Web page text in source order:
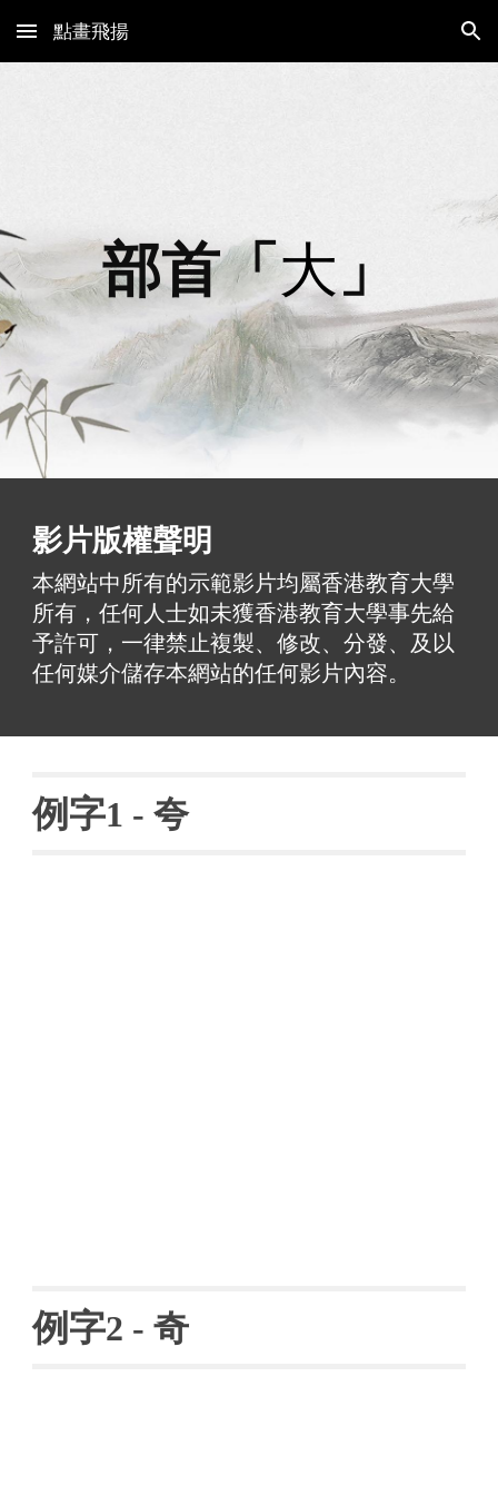
Skip to main content Skip to navigation
點畫飛揚
部首「大 」
影片版權聲明
本網站中所有的示範影片均屬香港教育大學
所有，任何人士如未獲香港教育大學事先給
予許可，一律禁止複製、修改、分發、及以
任何媒介儲存本網站的任何影片內容。
例字1 - 夸
例字2 - 奇